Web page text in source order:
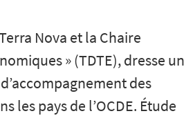
Nova et la Chaire
» (TDTE), dresse un
des
les pays de l’OCDE. Étude